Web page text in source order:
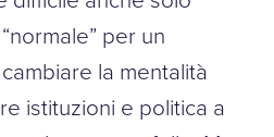
per un
la mentalità
istituzioni e politica a